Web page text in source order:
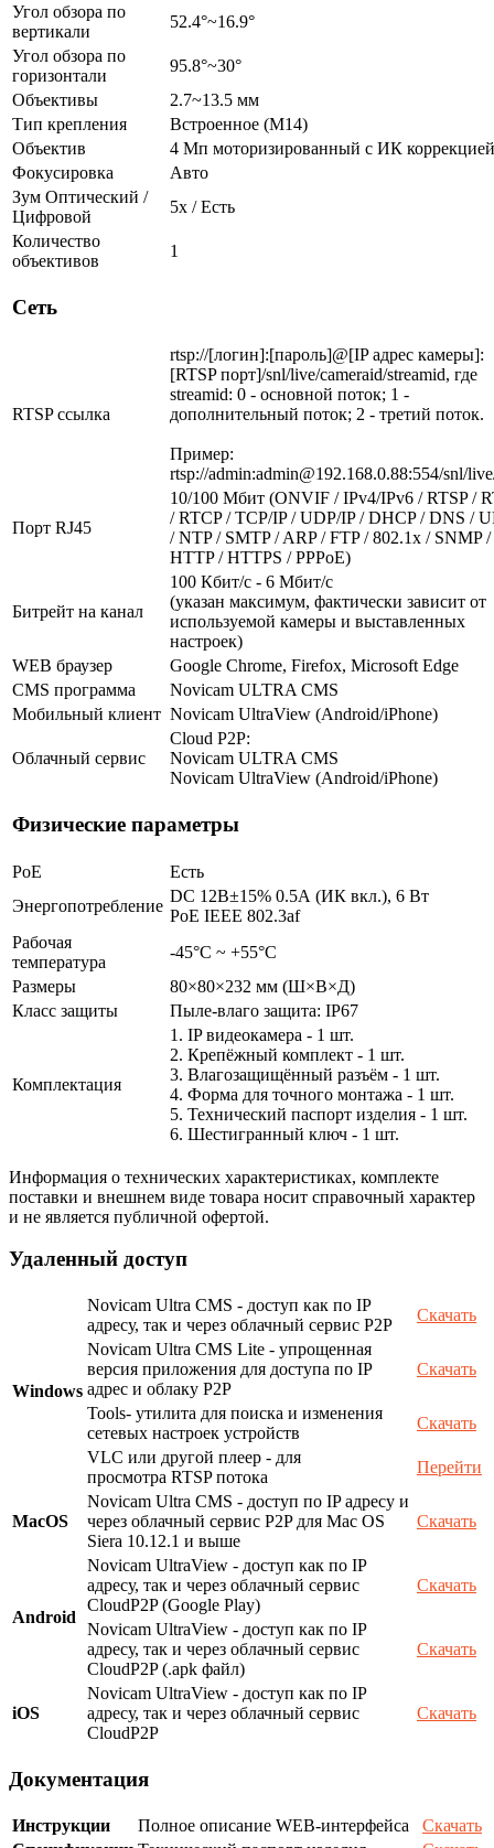
Угол обзора по
вертикали
52.4°~16.9°
Угол обзора по
горизонтали
95.8°~30°
Объективы
2.7~13.5 мм
Тип крепления
Встроенное (M14)
Объектив
4 Мп моторизированный c ИК коррекцией
Фокусировка
Авто
Зум Оптический /
Цифровой
5х / Есть
Количество
объективов
1
Сеть
RTSP ссылка
rtsp://[логин]:[пароль]@[IP адрес камеры]:
[RTSP порт]/snl/live/cameraid/streamid, где
streamid: 0 - основной поток; 1 -
дополнительный поток; 2 - третий поток.
Пример:
rtsp://admin:admin@192.168.0.88:554/snl/
Порт RJ45
10/100 Мбит (ONVIF / IPv4/IPv6 / RTSP /
/ RTCP / TCP/IP / UDP/IP / DHCP / DNS /
/ NTP / SMTP / ARP / FTP / 802.1x / SNMP /
HTTP / HTTPS / PPPoE)
Битрейт на канал
100 Кбит/с - 6 Мбит/с
(указан максимум, фактически зависит от
используемой камеры и выставленных
настроек)
WEB браузер
Google Chrome, Firefox, Microsoft Edge
CMS программа
Novicam ULTRA CMS
Мобильный клиент Novicam UltraView (Android/iPhone)
Облачный сервис
Cloud P2P:
Novicam ULTRA CMS
Novicam UltraView (Android/iPhone)
Физические параметры
PoE
Есть
Энергопотребление
DC 12В±15% 0.5А (ИК вкл.), 6 Вт
PoE IEEE 802.3af
Рабочая
температура
-45°С ~ +55°С
Размеры
80×80×232 мм (Ш×В×Д)
Класс защиты
Пыле-влаго защита: IP67
Комплектация
1. IP видеокамера - 1 шт.
2. Крепёжный комплект - 1 шт.
3. Влагозащищённый разъём - 1 шт.
4. Форма для точного монтажа - 1 шт.
5. Технический паспорт изделия - 1 шт.
6. Шестигранный ключ - 1 шт.
Информация о технических характеристиках, комплекте
поставки и внешнем виде товара носит справочный характер
и не является публичной офертой.
Удаленный доступ
Windows
Novicam Ultra CMS - доступ как по IP
адресу, так и через облачный сервис P2P
Скачать
Novicam Ultra CMS Lite - упрощенная
версия приложения для доступа по IP
адрес и облаку P2P
Скачать
Tools- утилита для поиска и изменения
сетевых настроек устройств
Скачать
VLC или другой плеер - для
просмотра RTSP потока
Перейти
MacOS
Novicam Ultra CMS - доступ по IP адресу и
через облачный сервис P2P для Mac OS
Siera 10.12.1 и выше
Скачать
Android
Novicam UltraView - доступ как по IP
адресу, так и через облачный сервис
CloudP2P (Google Play)
Скачать
Novicam UltraView - доступ как по IP
адресу, так и через облачный сервис
CloudP2P (.apk файл)
Скачать
iOS
Novicam UltraView - доступ как по IP
адресу, так и через облачный сервис
CloudP2P
Скачать
Документация
Инструкции Полное описание WEB-интерфейса
Скачать